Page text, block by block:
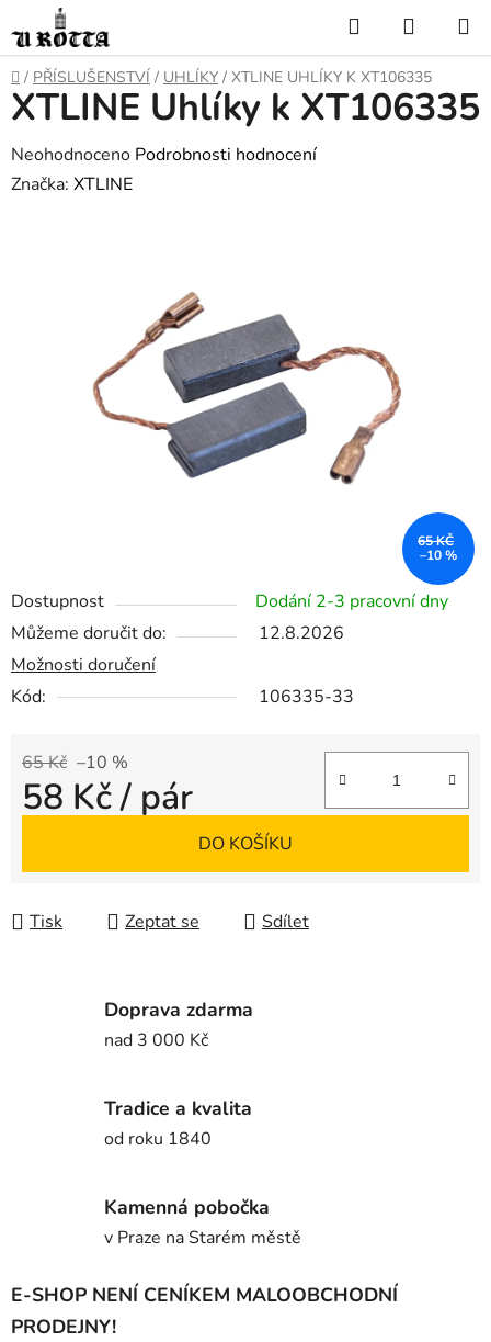
na
obsah
Hledat
KOŠÍK
DOMŮ
/ PŘÍSLUŠENSTVÍ / UHLÍKY / XTLINE UHLÍKY K XT106335
Dostupnost
Dodání 2-3 pracovní dny
Můžeme doručit do:
12.8.2026
Možnosti doručení
Kód:
106335-33
65 Kč –10 %
58 Kč/ pár
DO KOŠÍKU
Tisk Zeptat se Sdílet
XTLINE Uhlíky k XT106335
Průměrné
hodnocení
Neohodnoceno Podrobnosti hodnocení
Značka: XTLINE
65 KČ
–10 %
Doprava zdarma
nad 3 000 Kč
Tradice a kvalita
od roku 1840
Kamenná pobočka
v Praze na Starém městě
E-SHOP NENÍ CENÍKEM MALOOBCHODNÍ
PRODEJNY!